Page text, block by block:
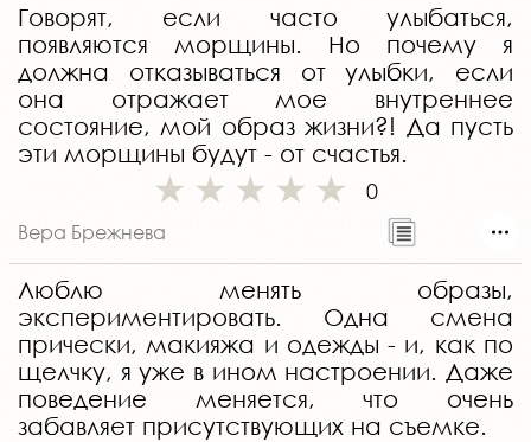
Говорят, если часто улыбаться,
появляются морщины. Но почему я
должна отказываться от улыбки, если
она отражает мое внутреннее
состояние, мой образ жизни?! Да пусть
эти морщины будут - от счастья.
0
Вера Брежнева
Люблю менять образы,
экспериментировать. Одна смена
прически, макияжа и одежды - и, как по
щелчку, я уже в ином настроении. Даже
поведение меняется, что очень
забавляет присутствующих на съемке.